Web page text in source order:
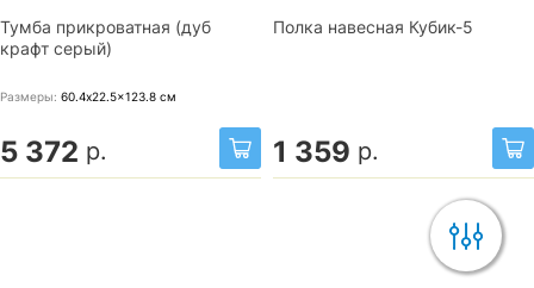
Тумба прикроватная (дуб
крафт серый)
Размеры: 60.4x22.5x123.8 см
5 372 р.
Полка навесная Кубик-5
1 359 р.